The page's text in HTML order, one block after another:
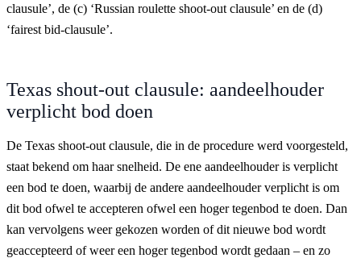
clausule’, de (c) ‘Russian roulette shoot-out clausule’ en de (d)
‘fairest bid-clausule’.
Texas shout-out clausule: aandeelhouder
verplicht bod doen
De Texas shoot-out clausule, die in de procedure werd voorgesteld,
staat bekend om haar snelheid. De ene aandeelhouder is verplicht
een bod te doen, waarbij de andere aandeelhouder verplicht is om
dit bod ofwel te accepteren ofwel een hoger tegenbod te doen. Dan
kan vervolgens weer gekozen worden of dit nieuwe bod wordt
geaccepteerd of weer een hoger tegenbod wordt gedaan – en zo